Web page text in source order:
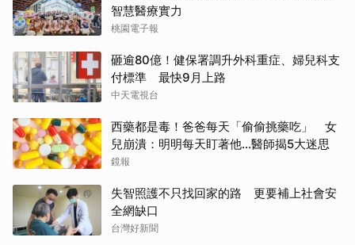
智慧醫療實力
桃園電子報
砸逾80億！健保署調升外科重症、婦兒科支
付標準 最快9月上路
中天電視台
西藥都是毒！爸爸每天「偷偷挑藥吃」 女
兒崩潰：明明每天盯著他…醫師揭5大迷思
鏡報
失智照護不只找回家的路 更要補上社會安
全網缺口
台灣好新聞